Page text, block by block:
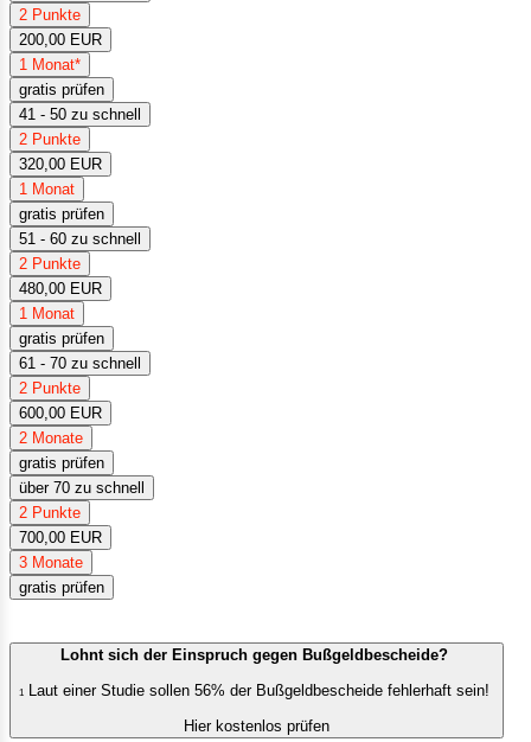
2 Punkte
200,00 EUR
1 Monat*
gratis prüfen
41 - 50 zu schnell
2 Punkte
320,00 EUR
1 Monat
gratis prüfen
51 - 60 zu schnell
2 Punkte
480,00 EUR
1 Monat
gratis prüfen
61 - 70 zu schnell
2 Punkte
600,00 EUR
2 Monate
gratis prüfen
über 70 zu schnell
2 Punkte
700,00 EUR
3 Monate
gratis prüfen
Lohnt sich der Einspruch gegen Bußgeldbescheide?
1
Laut einer Studie sollen 56% der Bußgeldbescheide fehlerhaft sein!
Hier kostenlos prüfen